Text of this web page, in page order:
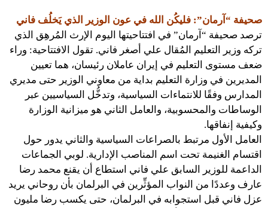
صحيفة “آرمان”: فليكُن الله في عون الوزير الذي يَخلُف فاني
ترصد صحيفة “آرمان” في افتتاحيتها اليوم الإرث المُرهِق الذي
تركه وزير التعليم المُقال علي أصغر فاني. تقول الافتتاحية: وراء
ضعف مستوى التعليم في إيران عاملان رئيسان، هما تعيين
المديرين في وزارة التعليم بداية من معاوني الوزير حتى مديري
المدارس وفقًا للانتماءات السياسية، وتدخُّل السياسيين عبر
الوساطات والمحسوبية، والعامل الثاني هو ميزانية الوزارة
وكيفية إنفاقها.
العامل الأول مرتبط بالصراعات السياسية والثاني يدور حول
اقتسام الغنيمة تحت اسم المناصب الإدارية. لوبي الجماعات
الداعمة للوزير السابق علي فاني استطاع أن يقنع محمد رضا
عارف وعددًا من النواب المؤثِّرين في البرلمان بأن روحاني يريد
عزل فاني قبل استجوابه في البرلمان، حتى يكسب رضا مليون